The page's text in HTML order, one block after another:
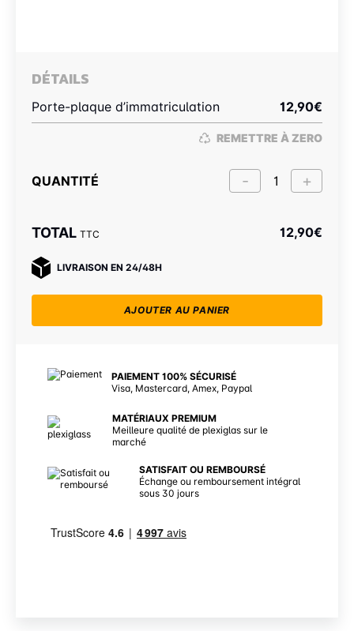
DÉTAILS
Porte-plaque d’immatriculation 12,90€
REMETTRE À ZERO
QUANTITÉ
TOTAL TTC 12,90€
LIVRAISON EN 24/48H
AJOUTER AU PANIER
PAIEMENT 100% SÉCURISÉ
Visa, Mastercard, Amex, Paypal
MATÉRIAUX PREMIUM
Meilleure qualité de plexiglas sur le
marché
SATISFAIT OU REMBOURSÉ
Échange ou remboursement intégral
sous 30 jours